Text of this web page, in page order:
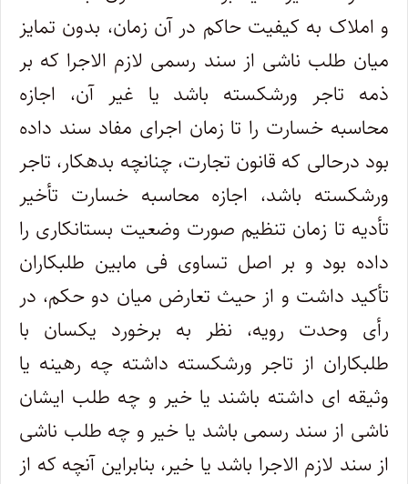
و املاک به کیفیت حاکم در آن زمان، بدون تمایز
میان طلب ناشی از سند رسمی لازم الاجرا که بر
ذمه تاجر ورشکسته باشد یا غیر آن، اجازه
محاسبه خسارت را تا زمان اجرای مفاد سند داده
بود درحالی که قانون تجارت، چنانچه بدهکار، تاجر
ورشکسته باشد، اجازه محاسبه خسارت تأخیر
تأدیه تا زمان تنظیم صورت وضعیت بستانکاری را
داده بود و بر اصل تساوی فی مابین طلبکاران
تأکید داشت و از حیث تعارض میان دو حکم، در
رأی وحدت رویه، نظر به برخورد یکسان با
طلبکاران از تاجر ورشکسته داشته چه رهینه یا
وثیقه ای داشته باشند یا خیر و چه طلب ایشان
ناشی از سند رسمی باشد یا خیر و چه طلب ناشی
از سند لازم الاجرا باشد یا خیر، بنابراین آنچه که از